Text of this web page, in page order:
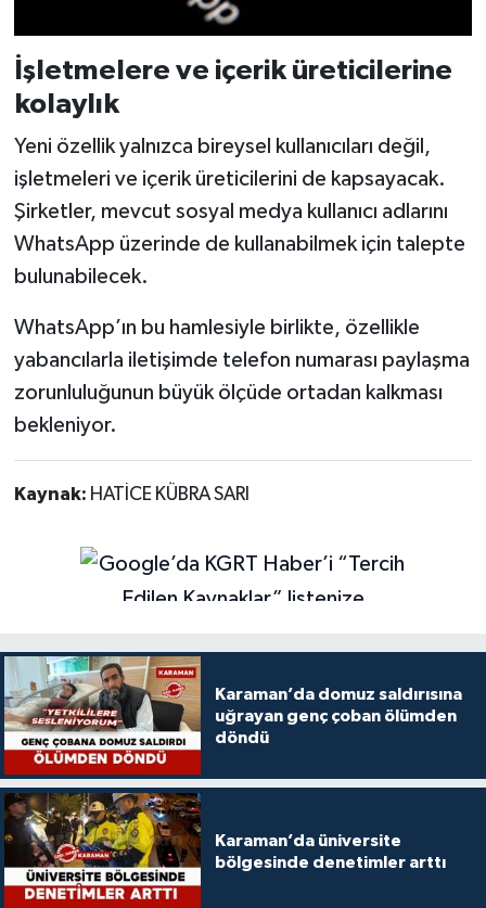
İşletmelere ve içerik üreticilerine
kolaylık
Yeni özellik yalnızca bireysel kullanıcıları değil,
işletmeleri ve içerik üreticilerini de kapsayacak.
Şirketler, mevcut sosyal medya kullanıcı adlarını
WhatsApp üzerinde de kullanabilmek için talepte
bulunabilecek.
WhatsApp’ın bu hamlesiyle birlikte, özellikle
yabancılarla iletişimde telefon numarası paylaşma
zorunluluğunun büyük ölçüde ortadan kalkması
bekleniyor.
Kaynak: HATİCE KÜBRA SARI
Karaman’da domuz saldırısına
uğrayan genç çoban ölümden
döndü
Karaman’da üniversite
bölgesinde denetimler arttı